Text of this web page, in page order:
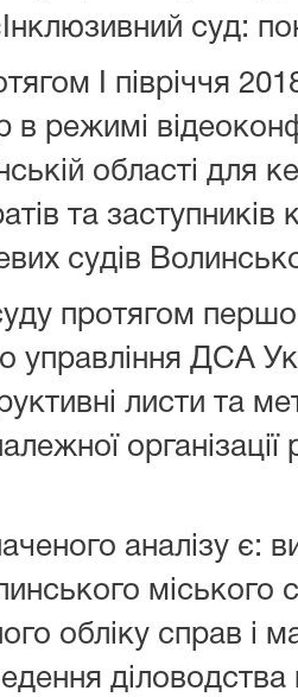
суд:
І півріччя
в режимі
області для
та заступників
судів
протягом
управління ДСА
листи та
аналізу є:
міського
обліку справ і
діловодства